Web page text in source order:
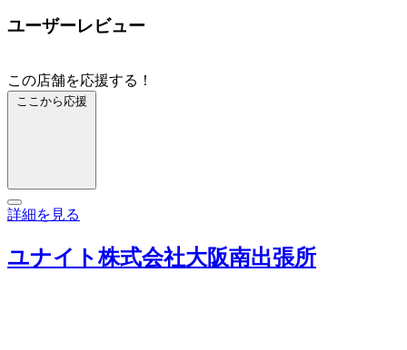
ユーザーレビュー
この店舗を応援する！
ここから応援
詳細を見る
ユナイト株式会社大阪南出張所